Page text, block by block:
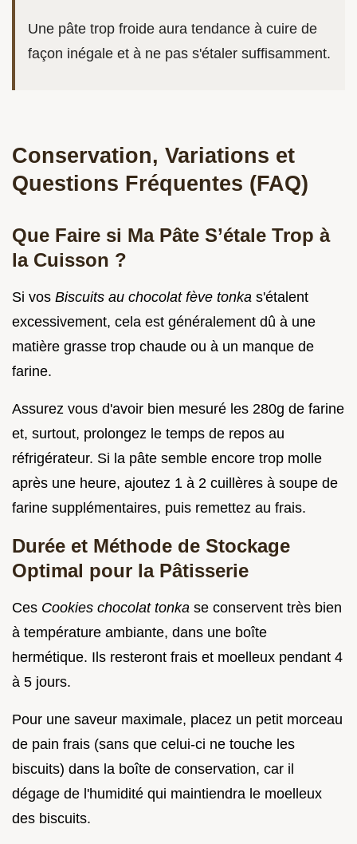
Une pâte trop froide aura tendance à cuire de
façon inégale et à ne pas s'étaler suffisamment.
Conservation, Variations et
Questions Fréquentes (FAQ)
Que Faire si Ma Pâte S’étale Trop à
la Cuisson ?
Si vos Biscuits au chocolat fève tonka s'étalent
excessivement, cela est généralement dû à une
matière grasse trop chaude ou à un manque de
farine.
Assurez vous d'avoir bien mesuré les 280g de farine
et, surtout, prolongez le temps de repos au
réfrigérateur. Si la pâte semble encore trop molle
après une heure, ajoutez 1 à 2 cuillères à soupe de
farine supplémentaires, puis remettez au frais.
Durée et Méthode de Stockage
Optimal pour la Pâtisserie
Ces Cookies chocolat tonka se conservent très bien
à température ambiante, dans une boîte
hermétique. Ils resteront frais et moelleux pendant 4
à 5 jours.
Pour une saveur maximale, placez un petit morceau
de pain frais (sans que celui-ci ne touche les
biscuits) dans la boîte de conservation, car il
dégage de l'humidité qui maintiendra le moelleux
des biscuits.